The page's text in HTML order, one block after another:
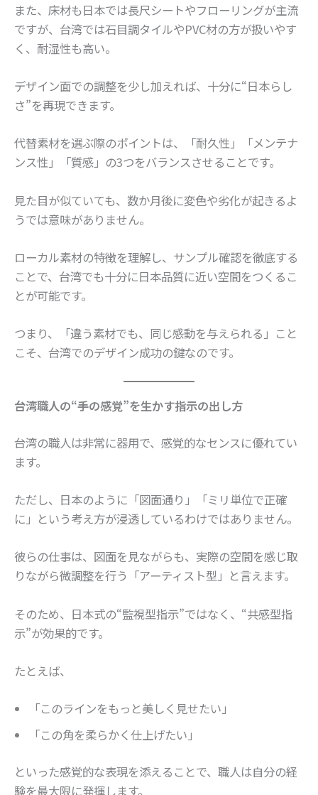
また、床材も日本では長尺シートやフローリングが主流
ですが、台湾では石目調タイルやPVC材の方が扱いやす
く、耐湿性も高い。
デザイン面での調整を少し加えれば、十分に“日本らし
さ”を再現できます。
代替素材を選ぶ際のポイントは、「耐久性」「メンテナ
ンス性」「質感」の3つをバランスさせることです。
見た目が似ていても、数か月後に変色や劣化が起きるよ
うでは意味がありません。
ローカル素材の特徴を理解し、サンプル確認を徹底する
ことで、台湾でも十分に日本品質に近い空間をつくるこ
とが可能です。
つまり、「違う素材でも、同じ感動を与えられる」こと
こそ、台湾でのデザイン成功の鍵なのです。
台湾職人の“手の感覚”を生かす指示の出し方
台湾の職人は非常に器用で、感覚的なセンスに優れてい
ます。
ただし、日本のように「図面通り」「ミリ単位で正確
に」という考え方が浸透しているわけではありません。
彼らの仕事は、図面を見ながらも、実際の空間を感じ取
りながら微調整を行う「アーティスト型」と言えます。
そのため、日本式の“監視型指示”ではなく、“共感型指
示”が効果的です。
たとえば、
「このラインをもっと美しく見せたい」
「この角を柔らかく仕上げたい」
といった感覚的な表現を添えることで、職人は自分の経
験を最大限に発揮します。